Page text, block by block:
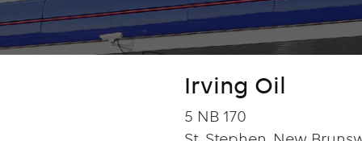
Irving Oil
5 NB 170